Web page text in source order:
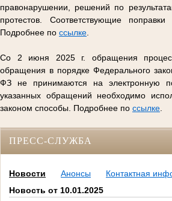
правонарушении, решений по
протестов. Соответствующие
Подробнее по ссылке
Со 2 июня 2025 г. обращения
обращения в порядке Федерального
ФЗ не принимаются на электронную
указанных обращений необходимо
законом способы. Подробнее по ссылке
ПРЕСС-СЛУЖБА
Новости Анонсы
Контактная
Новость от 10.01.2025